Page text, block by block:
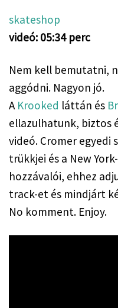
skateshop
videó: 05:34 perc
Nem kell bemutatni,
aggódni. Nagyon jó.
A Krooked láttán és
ellazulhatunk, biztos
videó. Cromer egyedi
trükkjei és a New
hozzávalói, ehhez
track-et és mindjárt
No komment. Enjoy.